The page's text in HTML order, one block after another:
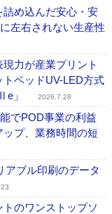
め込んだ安心・安
左右されない生産性
力が産業プリント
ベッドUV-LED方式
」
2026.7.28
でPOD事業の利益
プ、業務時間の短
ブル印刷のデータ
のワンストップソ